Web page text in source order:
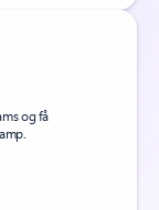
og få